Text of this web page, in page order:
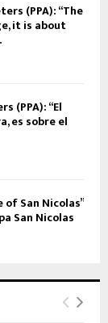
(PPA): “The
it is about
(PPA): “El
es sobre el
of San Nicolas”
San Nicolas